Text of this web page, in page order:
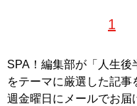
1
リーライター。リサーチャ
年前から東京と地方の二拠
記事一覧へ
SPA！編集部が「人生後
をテーマに厳選した記
週金曜日にメールでお届